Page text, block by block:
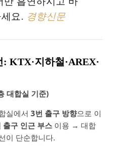
요. 경향신문
KTX·지하철·AREX·
대합실 기준)
실에서 3번 출구 방향으로 이
출구 인근 부스 이용 → 대합
이 단순합니다.